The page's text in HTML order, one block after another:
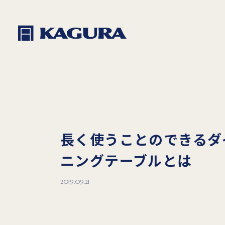
長く使うことのできる
ニングテーブルとは
2019.09.21